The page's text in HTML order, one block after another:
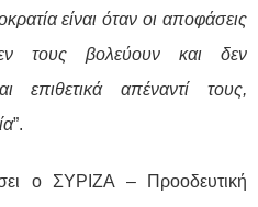
είναι όταν οι αποφάσεις
τους βολεύουν και δεν
επιθετικά απέναντί τους,
”.
ο ΣΥΡΙΖΑ – Προοδευτική